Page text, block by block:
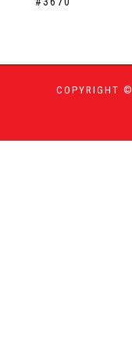
COPYRIGHT ©